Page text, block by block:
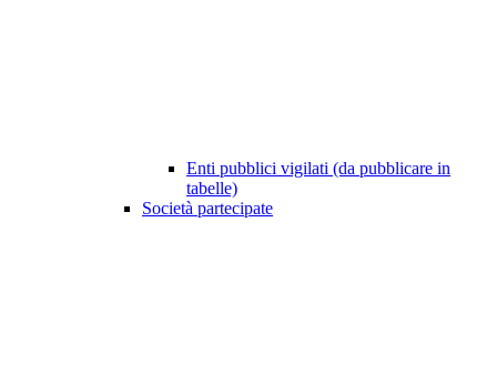
Enti pubblici vigilati (da pubblicare in
tabelle)
Società partecipate